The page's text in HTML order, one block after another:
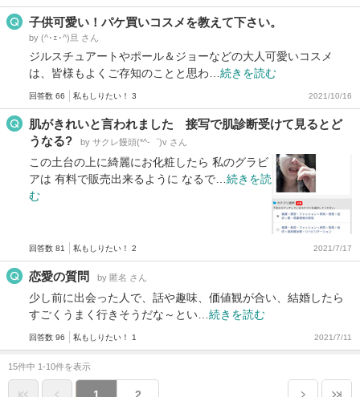
子供可愛い！パケ買いコスメを教えて下さい。
by (^･ｪ･^)旦 さん
ジルスチュアートやポール＆ジョーなどの大人可愛いコスメ
は、皆様もよくご存知のことと思わ… 続きを読む
回答数 66 私もしりたい！ 3 2021/10/16
肌がきれいと言われました 接写で肌診断受けて見るとど
うなる?
by サクレ饅頭(*^-゜)v さん
この土台の上に綺麗にお化粧したら 私のグラビ
アは 有料で販売出来るように なるで… 続きを読
む
回答数 81 私もしりたい！ 2 2021/7/17
恋愛の質問 by 匿名 さん
少し前に出会った人で、話や趣味、価値観が合い、結婚したら
すごくうまく行きそうだな～とい… 続きを読む
回答数 96 私もしりたい！ 1 2021/7/11
15件中 1-10件を表示
1 2